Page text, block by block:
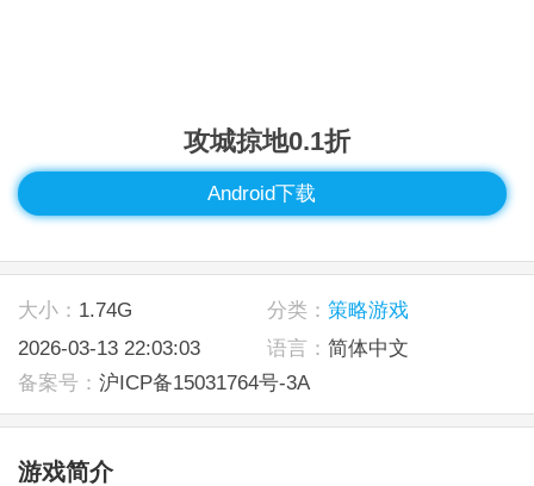
攻城掠地0.1折
Android下载
大小： 1.74G 分类： 策略游戏
2026-03-13 22:03:03
语言： 简体中文
备案号： 沪ICP备15031764号-3A
游戏简介